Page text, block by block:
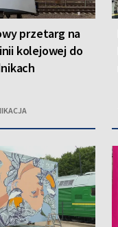
przetarg na
kolejowej do